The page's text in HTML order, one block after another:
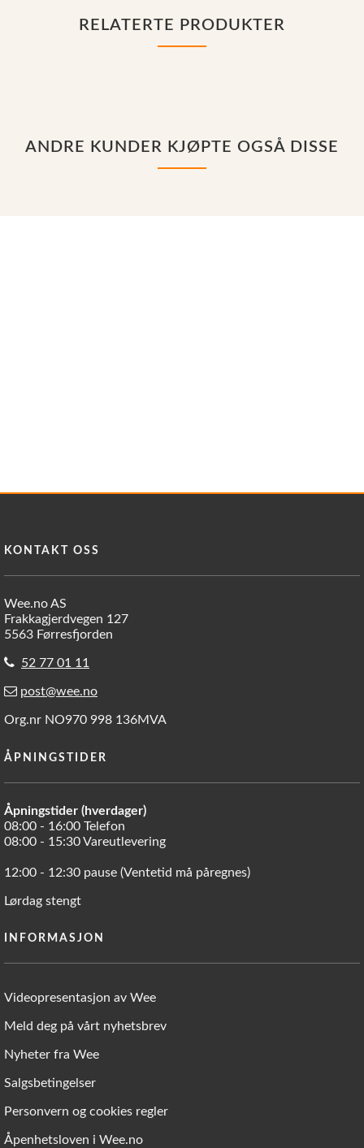
RELATERTE PRODUKTER
ANDRE KUNDER KJØPTE OGSÅ DISSE
KONTAKT OSS
Wee.no AS
Frakkagjerdvegen 127
5563 Førresfjorden
52 77 01 11
post@wee.no
Org.nr NO970 998 136MVA
ÅPNINGSTIDER
Åpningstider (hverdager)
08:00 - 16:00 Telefon
08:00 - 15:30 Vareutlevering
12:00 - 12:30 pause (Ventetid må påregnes)
Lørdag stengt
INFORMASJON
Videopresentasjon av Wee
Meld deg på vårt nyhetsbrev
Nyheter fra Wee
Salgsbetingelser
Personvern og cookies regler
Åpenhetsloven i Wee.no